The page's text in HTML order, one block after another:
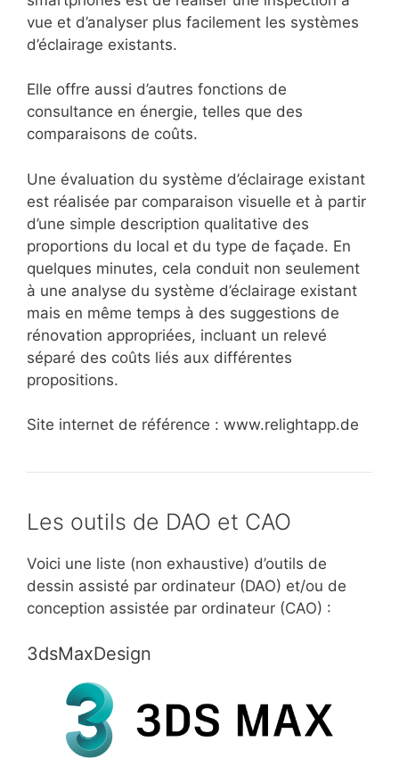
vue et d’analyser plus facilement les systèmes
d’éclairage existants.
Elle offre aussi d’autres fonctions de
consultance en énergie, telles que des
comparaisons de coûts.
Une évaluation du système d’éclairage existant
est réalisée par comparaison visuelle et à partir
d’une simple description qualitative des
proportions du local et du type de façade. En
quelques minutes, cela conduit non seulement
à une analyse du système d’éclairage existant
mais en même temps à des suggestions de
rénovation appropriées, incluant un relevé
séparé des coûts liés aux différentes
propositions.
Site internet de référence : www.relightapp.de
Les outils de DAO et CAO
Voici une liste (non exhaustive) d’outils de
dessin assisté par ordinateur (DAO) et/ou de
conception assistée par ordinateur (CAO) :
3dsMaxDesign